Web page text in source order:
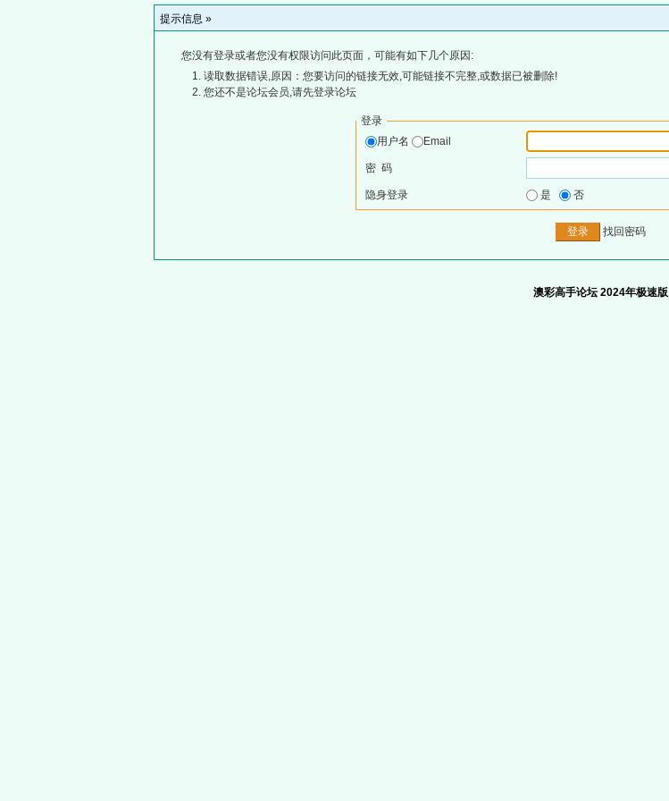
提示信息 »
您没有登录或者您没有权限访问此页面，可能有如下几个原因:
读取数据错误,原因：您要访问的链接无效,可能链接不完整,或数据已被删除!
您还不是论坛会员,请先登录论坛
登录
用户名
Email
密 码
隐身登录 是 否
找回密码
澳彩高手论坛 2024年极速版